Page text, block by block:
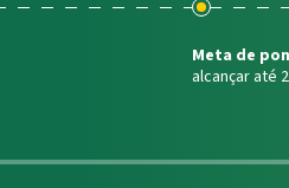
Meta de
alcançar até